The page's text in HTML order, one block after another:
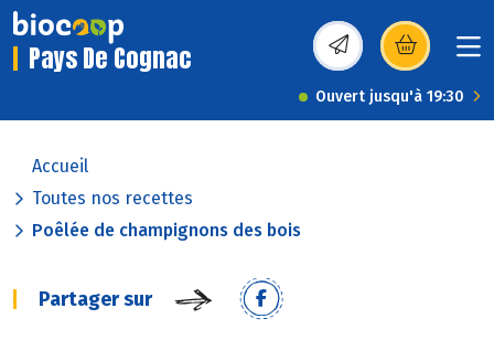
Pays De Cognac (s’ouvre dans une
Ouvert jusqu'à 19:30
Accueil
Toutes nos recettes
Poêlée de champignons des bois
Partager sur